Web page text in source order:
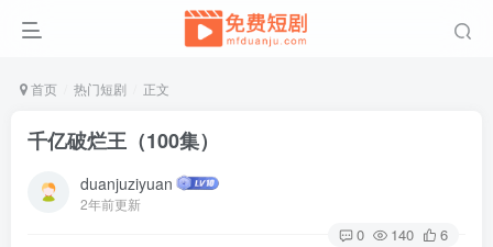
首页 热门短剧 正文
千亿破烂王（100集）
duanjuziyuan
2年前更新
0 140 6